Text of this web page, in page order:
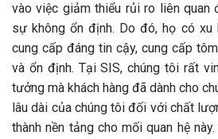
vào việc giảm thiểu rủi ro liên quan
sự không ổn định. Do đó, họ có xu
cung cấp đáng tin cậy, cung cấp
và ổn định. Tại SIS, chúng tôi rất
tưởng mà khách hàng đã dành cho
lâu dài của chúng tôi đối với chất
thành nền tảng cho mối quan hệ